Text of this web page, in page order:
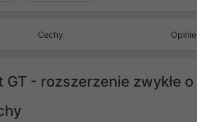
Cechy Opinie
GT - rozszerzenie zwykłe